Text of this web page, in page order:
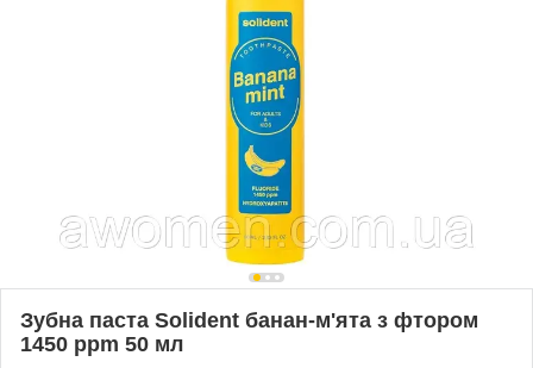
Зубна паста Solident банан-м'ята з фтором
1450 ppm 50 мл